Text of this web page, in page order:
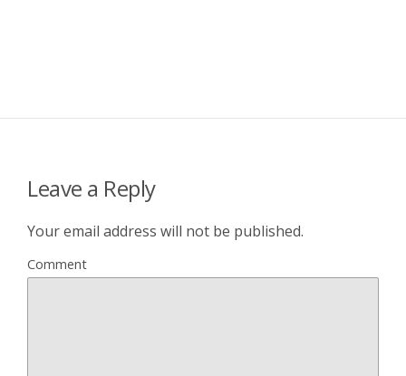
Leave a Reply
Your email address will not be published.
Comment